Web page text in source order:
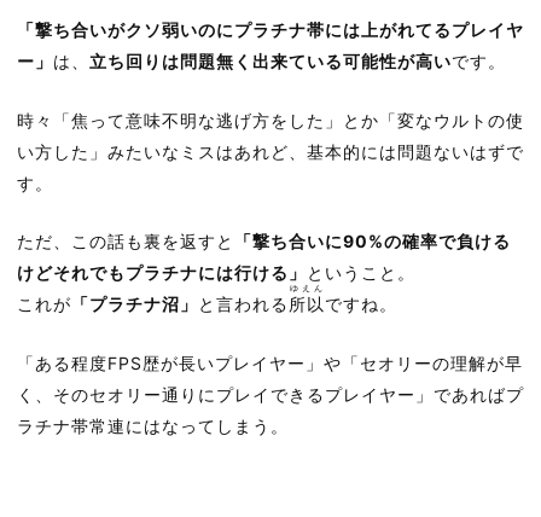
「撃ち合いがクソ弱いのにプラチナ帯には上がれてるプレイヤ
ー」 は、 立ち回りは問題無く出来ている可能性が高いです。
時々「焦って意味不明な逃げ方をした」とか「変なウルトの使
い方した」みたいなミスはあれど、基本的には問題ないはずで
す。
ただ、この話も裏を返すと
「撃ち合いに90%の確率で負ける
けどそれでもプラチナには行ける」 ということ。
これが 「プラチナ沼」 と言われる所以
ゆえん
ですね。
「ある程度FPS歴が長いプレイヤー」や「セオリーの理解が早
く、そのセオリー通りにプレイできるプレイヤー」であればプ
ラチナ帯常連にはなってしまう。